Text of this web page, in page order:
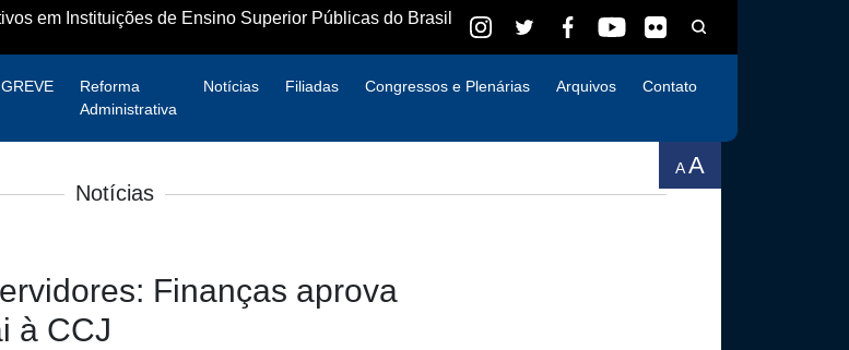
em Instituições de Ensino Superior Públicas do Brasil
GREVE
Reforma
Administrativa
Notícias Filiadas Congressos e Plenárias Arquivos Contato
AA
Notícias
Finanças aprova
à CCJ